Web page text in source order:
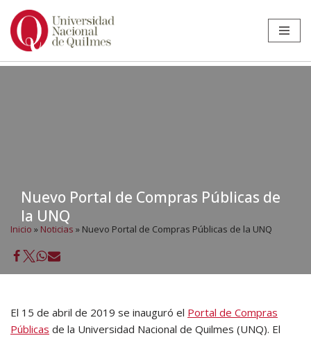
Ir
Nuevo Portal de Compras Públicas de
la UNQ
Inicio » Noticias » Nuevo Portal de Compras Públicas de la UNQ
El 15 de abril de 2019 se inauguró el Portal de Compras
Públicas de la Universidad Nacional de Quilmes (UNQ). El